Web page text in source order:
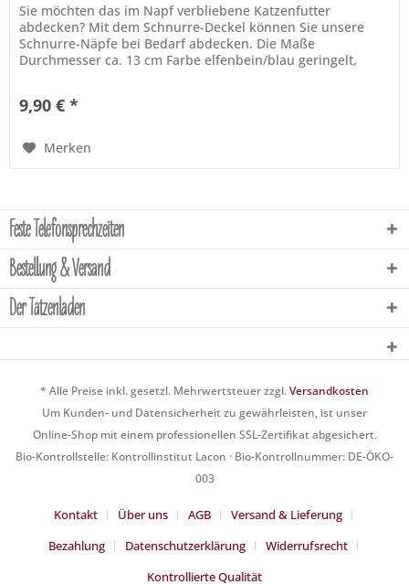
Sie möchten das im Napf verbliebene Katzenfutter
abdecken? Mit dem Schnurre-Deckel können Sie unsere
Schnurre-Näpfe bei Bedarf abdecken. Die Maße
Durchmesser ca. 13 cm Farbe elfenbein/blau geringelt,
9,90 € *
Merken
Feste Telefonsprechzeiten
Bestellung & Versand
Der Tatzenladen
* Alle Preise inkl. gesetzl. Mehrwertsteuer zzgl.Versandkosten
Um Kunden- und Datensicherheit zu gewährleisten, ist unser
Online-Shop mit einem professionellen SSL-Zertifikat abgesichert.
Bio-Kontrollstelle: Kontrollinstitut Lacon · Bio-Kontrollnummer: DE-ÖKO-
003
Kontakt Über uns AGB
Versand & Lieferung
Bezahlung
Datenschutzerklärung
Widerrufsrecht
Kontrollierte Qualität